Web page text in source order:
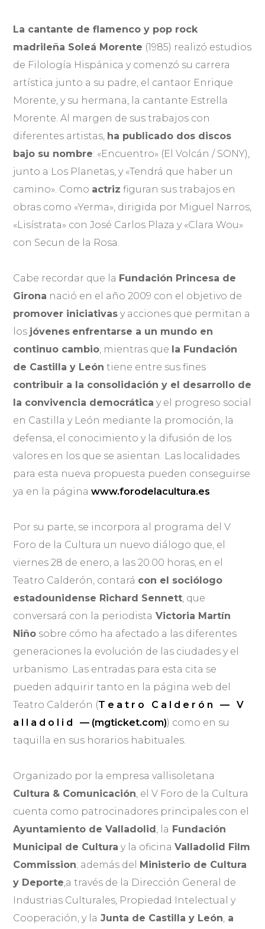
La cantante de flamenco y pop rock
madrileña Soleá Morente (1985) realizó estudios
de Filología Hispánica y comenzó su carrera
artística junto a su padre, el cantaor Enrique
Morente, y su hermana, la cantante Estrella
Morente. Al margen de sus trabajos con
diferentes artistas, ha publicado dos discos
bajo su nombre: «Encuentro» (El Volcán / SONY),
junto a Los Planetas, y «Tendrá que haber un
camino». Como actriz figuran sus trabajos en
obras como «Yerma», dirigida por Miguel Narros,
«Lisístrata» con José Carlos Plaza y «Clara Wou»
con Secun de la Rosa.
Cabe recordar que la Fundación Princesa de
Girona nació en el año 2009 con el objetivo de
promover iniciativas y acciones que permitan a
los jóvenes enfrentarse a un mundo en
continuo cambio, mientras que la Fundación
de Castilla y León tiene entre sus fines
contribuir a la consolidación y el desarrollo de
la convivencia democrática y el progreso social
en Castilla y León mediante la promoción, la
defensa, el conocimiento y la difusión de los
valores en los que se asientan. Las localidades
para esta nueva propuesta pueden conseguirse
ya en la páginawww.forodelacultura.es.
Por su parte, se incorpora al programa del V
Foro de la Cultura un nuevo diálogo que, el
viernes 28 de enero, a las 20.00 horas, en el
Teatro Calderón, contará con el sociólogo
estadounidense Richard Sennett, que
conversará con la periodista Victoria Martín
Niño sobre cómo ha afectado a las diferentes
generaciones la evolución de las ciudades y el
urbanismo. Las entradas para esta cita se
pueden adquirir tanto en la página web del
Teatro Calderón (T e a t r o C a l d e r ó n — V
a l l a d o l i d — (mgticket.com)) como en su
taquilla en sus horarios habituales.
Organizado por la empresa vallisoletana
Cultura & Comunicación, el V Foro de la Cultura
cuenta como patrocinadores principales con el
Ayuntamiento de Valladolid, la Fundación
Municipal de Cultura y la oficinaValladolid Film
Commission; además del Ministerio de Cultura
y Deporte,a través de la Dirección General de
Industrias Culturales, Propiedad Intelectual y
Cooperación, y la Junta de Castilla y León, a